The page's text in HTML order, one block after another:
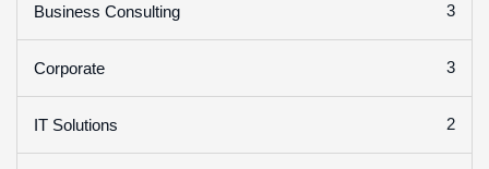
Business Consulting 3
Corporate 3
IT Solutions 2